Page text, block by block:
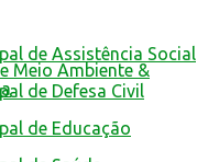
de Assistência Social
de Defesa Civil
de Educação
Meio Ambiente &